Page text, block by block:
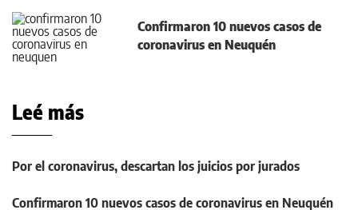
Confirmaron 10 nuevos casos de
coronavirus en Neuquén
Leé más
Por el coronavirus, descartan los juicios por jurados
Confirmaron 10 nuevos casos de coronavirus en Neuquén